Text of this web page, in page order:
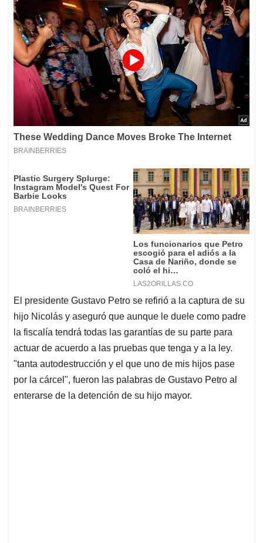
El presidente Gustavo Petro se refirió a la captura de su
hijo Nicolás y aseguró que aunque le duele como padre
la fiscalía tendrá todas las garantías de su parte para
actuar de acuerdo a las pruebas que tenga y a la ley.
"tanta autodestrucción y el que uno de mis hijos pase
por la cárcel", fueron las palabras de Gustavo Petro al
enterarse de la detención de su hijo mayor.